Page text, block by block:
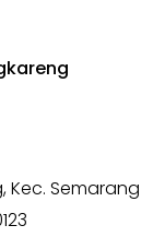
Kec. Semarang